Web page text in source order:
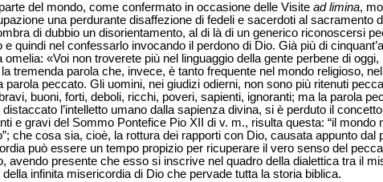
parte del mondo, come confermato in occasione delle Visite ad limina,
una perdurante disaffezione di fedeli e sacerdoti al sacramento
di dubbio un disorientamento, al di là di un generico riconoscersi
e quindi nel confessarlo invocando il perdono di Dio. Già più di
omelia: «Voi non troverete più nel linguaggio della gente perbene di
tremenda parola che, invece, è tanto frequente nel mondo religioso,
parola peccato. Gli uomini, nei giudizi odierni, non sono più ritenuti
buoni, forti, deboli, ricchi, poveri, sapienti, ignoranti; ma la parola
distaccato l’intelletto umano dalla sapienza divina, si è perduto il
e gravi del Sommo Pontefice Pio XII di v. m., risulta questa: “il mondo
che cosa sia, cioè, la rottura dei rapporti con Dio, causata appunto dal
può essere un tempo propizio per ricuperare il vero senso del
avendo presente che esso si inscrive nel quadro della dialettica tra il
della infinita misericordia di Dio che pervade tutta la storia biblica.